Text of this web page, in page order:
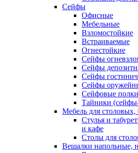
Сейфы
Офисные
Мебельные
Взломостойкие
Встраиваемые
Огнестойкие
Сейфы
Сейфы
Сейфы
Сейфы
Сейфовые полки
Тайники
Мебель для столовых,
Стулья и
и кафе
Столы для
Вешалки напольные,